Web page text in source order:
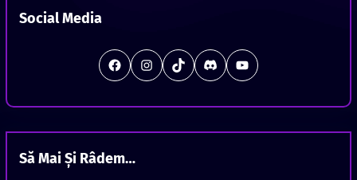
h
Social Media
# Instagram TikTok Discord Station Offline
Să Mai Și Râdem…